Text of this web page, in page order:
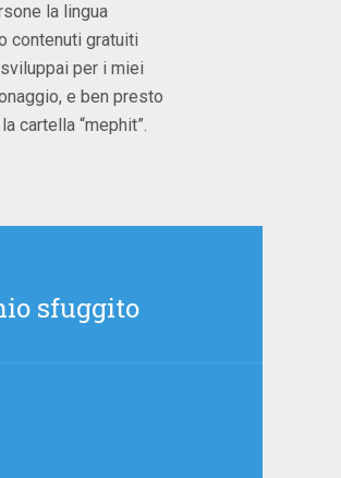
la lingua
contenuti gratuiti
per i miei
e ben presto
cartella “mephit”.
sfuggito